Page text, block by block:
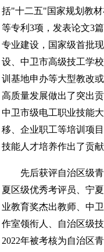
括"十二五"国家规划教
等专利3项，发表论文3
专业建设，国家级首批
设、中卫市高级技工学
训基地申办等大型教改
高质量发展做出了突出
中卫市级电工职业技能
移、企业职工等培训项
技能人才培养作出了贡献
先后获评自治区级
夏区级优秀考评员、宁
业教育奖杰出教师、中
作室领衔人、自治区级
2022年被考核为自治区